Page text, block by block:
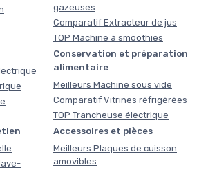
gazeuses
Comparatif Extracteur de jus
TOP Machine à smoothies
Conservation et préparation
alimentaire
Meilleurs Machine sous vide
Comparatif Vitrines réfrigérées
TOP Trancheuse électrique
Accessoires et pièces
Meilleurs Plaques de cuisson
amovibles